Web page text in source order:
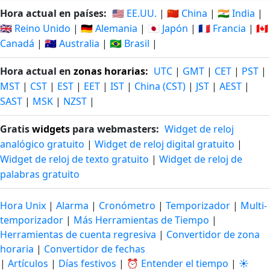
Hora actual en países: 🇺🇸 EE.UU. | 🇨🇳 China | 🇮🇳 India |
🇬🇧 Reino Unido | 🇩🇪 Alemania | 🇯🇵 Japón | 🇫🇷 Francia | 🇨🇦
Canadá | 🇦🇺 Australia | 🇧🇷 Brasil |
Hora actual en zonas horarias: UTC | GMT | CET | PST |
MST | CST | EST | EET | IST | China (CST) | JST | AEST |
SAST | MSK | NZST |
Gratiswidgets para webmasters: Widget de reloj
analógico gratuito | Widget de reloj digital gratuito |
Widget de reloj de texto gratuito | Widget de reloj de
palabras gratuito
Hora Unix | Alarma | Cronómetro | Temporizador | Multi-
temporizador | Más Herramientas de Tiempo |
Herramientas de cuenta regresiva | Convertidor de zona
horaria | Convertidor de fechas
| Artículos | Días festivos | ⏰ Entender el tiempo | ☀️